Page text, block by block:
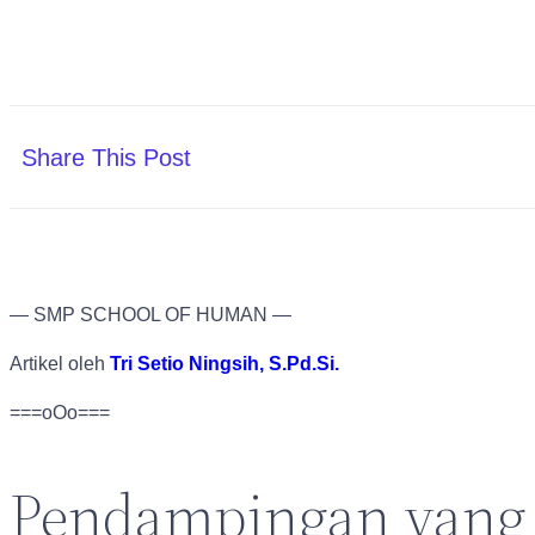
Share This Post
— SMP SCHOOL OF HUMAN —
Artikel oleh Tri Setio Ningsih, S.Pd.Si.
===oOo===
Pendampingan